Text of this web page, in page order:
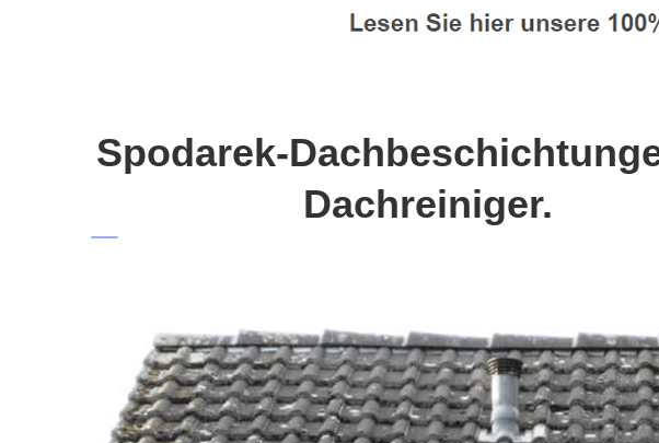
Spodarek-
Dachreiniger.